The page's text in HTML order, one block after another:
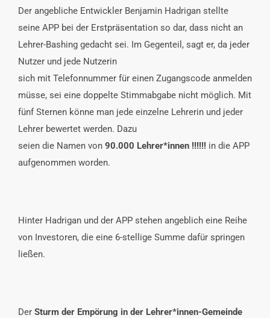
Der angebliche Entwickler Benjamin Hadrigan stellte
seine APP bei der Erstpräsentation so dar, dass nicht an
Lehrer-Bashing gedacht sei. Im Gegenteil, sagt er, da jeder
Nutzer und jede Nutzerin
sich mit Telefonnummer für einen Zugangscode anmelden
müsse, sei eine doppelte Stimmabgabe nicht möglich. Mit
fünf Sternen könne man jede einzelne Lehrerin und jeder
Lehrer bewertet werden. Dazu
seien die Namen von 90.000 Lehrer*innen !!!!!! in die APP
aufgenommen worden.
Hinter Hadrigan und der APP stehen angeblich eine Reihe
von Investoren, die eine 6-stellige Summe dafür springen
ließen.
Der Sturm der Empörung in der Lehrer*innen-Gemeinde